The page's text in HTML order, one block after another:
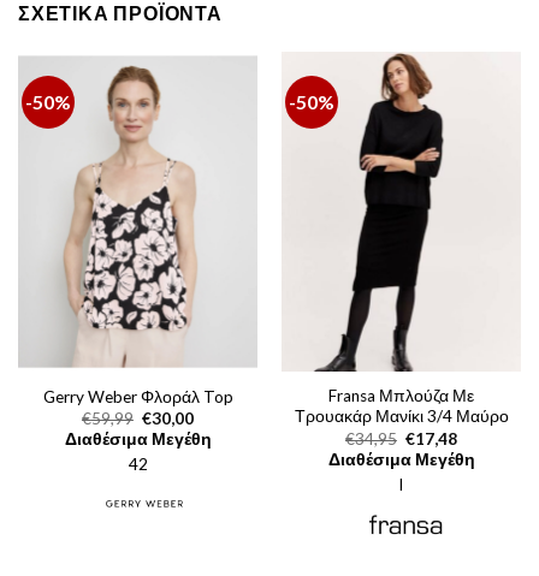
ΣΧΕΤΙΚΆ ΠΡΟΪΌΝΤΑ
-50%
Gerry Weber Φλοράλ Top
€59,99 Original
price
was:
€59,99.
€30,00Η
τρέχουσα
τιμή
Διαθέσιμα Μεγέθη
42
-50%
Fransa Μπλούζα Με
Τρουακάρ Μανίκι 3/4 Μαύρο
€34,95 Original
price
was:
€17,48Η
τρέχουσα
τιμή
Διαθέσιμα Μεγέθη
l